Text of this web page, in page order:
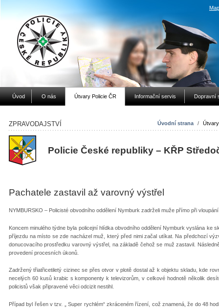
Úvod O nás Útvary Policie ČR Informační servis Dopravní
Úvodní strana /
ZPRAVODAJSTVÍ
Policie České republiky – KŘP
Pachatele zastavil až varovný výstřel
NYMBURSKO – Policisté obvodního oddělení Nymburk zadrželi muže přímo při
Koncem minulého týdne byla policejní hlídka obvodního oddělení Nymburk vyslána ke
příjezdu na místo se zde nacházel muž, který před nimi začal utíkat. Na předchozí
donucovacího prostředku varovný výstřel, na základě čehož se muž zastavil.
provedení procesních úkonů.
Zadržený třiatřicetiletý cizinec se přes otvor v plotě dostal až k objektu skladu, kde
necelých 60 kusů krabic s komponenty k televizorům, v celkové hodnotě několik
policistů však připravené věci odcizit nestihl.
Případ byl řešen v tzv. „ Super rychlém“ zkráceném řízení, což znamená, že do 48